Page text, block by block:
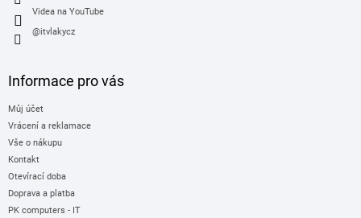
Videa na YouTube
@itvlakycz
Informace pro vás
Můj účet
Vrácení a reklamace
Vše o nákupu
Kontakt
Otevírací doba
Doprava a platba
PK computers - IT